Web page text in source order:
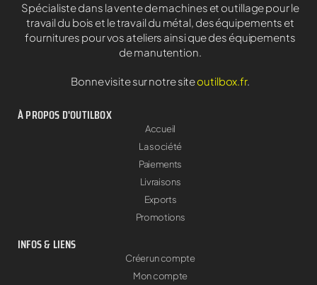
Spécialiste dans la vente de machines et outillage pour le
travail du bois et le travail du métal, des équipements et
fournitures pour vos ateliers ainsi que des équipements
de manutention.
Bonne visite sur notre siteoutilbox.fr.
À PROPOS D'OUTILBOX
Accueil
La société
Paiements
Livraisons
Exports
Promotions
INFOS & LIENS
Créer un compte
Mon compte